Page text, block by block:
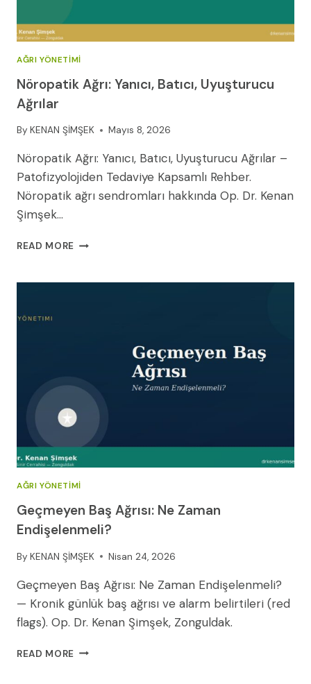
AĞRI YÖNETIMI
Nöropatik Ağrı: Yanıcı, Batıcı, Uyuşturucu
Ağrılar
By KENAN ŞİMŞEK Mayıs 8, 2026
Nöropatik Ağrı: Yanıcı, Batıcı, Uyuşturucu Ağrılar –
Patofizyolojiden Tedaviye Kapsamlı Rehber.
Nöropatik ağrı sendromları hakkında Op. Dr. Kenan
Şimşek…
READ MORE NÖROPATIK
BATICI,
AĞRI YÖNETIMI
Geçmeyen Baş Ağrısı: Ne Zaman
Endişelenmeli?
By KENAN ŞİMŞEK Nisan 24, 2026
Geçmeyen Baş Ağrısı: Ne Zaman Endişelenmeli?
— Kronik günlük baş ağrısı ve alarm belirtileri (red
flags). Op. Dr. Kenan Şimşek, Zonguldak.
READ MORE GEÇMEYEN